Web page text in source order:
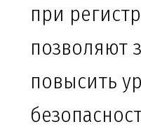
при
позволяют
повысить